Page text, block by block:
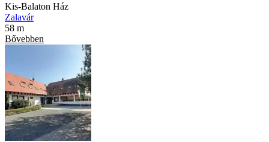
Kis-Balaton Ház
Zalavár
58 m
Bővebben